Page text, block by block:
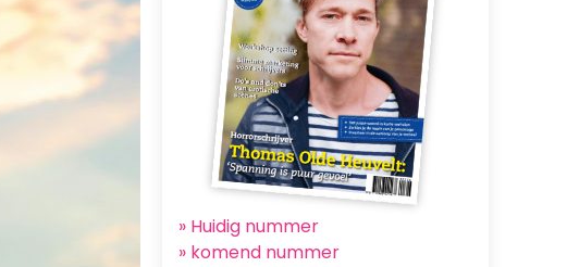
» Huidig nummer
» komend nummer